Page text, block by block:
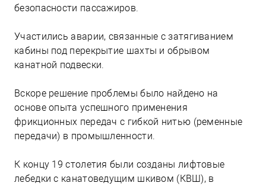
безопасности пассажиров.
Участились аварии, связанные с затягиванием
кабины под перекрытие шахты и обрывом
канатной подвески.
Вскоре решение проблемы было найдено на
основе опыта успешного применения
фрикционных передач с гибкой нитью (ременные
передачи) в промышленности.
К концу 19 столетия были созданы лифтовые
лебедки с канатоведущим шкивом (КВШ), в